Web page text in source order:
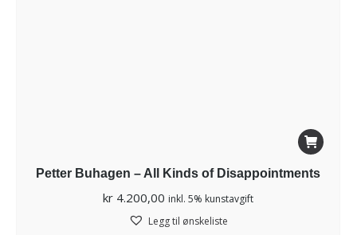
Petter Buhagen – All Kinds of Disappointments
kr 4.200,00 inkl. 5% kunstavgift
Legg til ønskeliste